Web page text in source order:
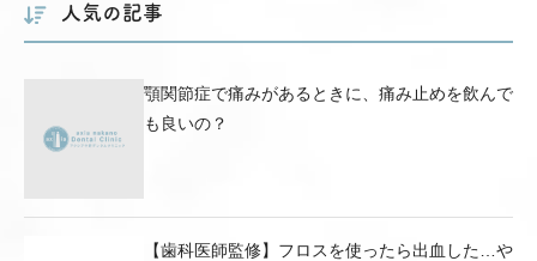
人気の記事
顎関節症で痛みがあるときに、痛み止めを飲んで
も良いの？
【歯科医師監修】フロスを使ったら出血した…や